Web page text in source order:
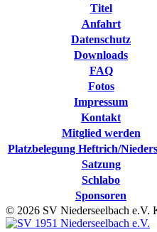
Titel
Anfahrt
Datenschutz
Downloads
FAQ
Fotos
Impressum
Kontakt
Mitglied werden
Platzbelegung Heftrich/
Satzung
Schlabo
Sponsoren
© 2026 SV Niederseelbach e.V.